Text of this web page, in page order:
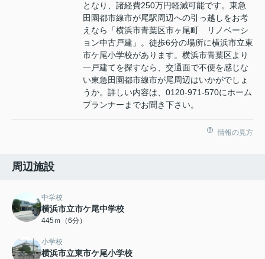
となり、諸経費250万円軽減可能です。東急
田園都市線市が尾駅周辺への引っ越しをお考
えなら「横浜市青葉区市ヶ尾町 リノベーシ
ョン中古戸建」。徒歩6分の場所に横浜市立東
市ケ尾小学校があります。横浜市青葉区より
一戸建てを探すなら、交通面で不便を感じな
い東急田園都市線市が尾周辺はいかがでしょ
うか。詳しい内容は、0120-971-570にホーム
プランナーまでお聞き下さい。
情報の見方
周辺施設
中学校
横浜市立市ケ尾中学校
445ｍ（6分）
小学校
横浜市立東市ケ尾小学校